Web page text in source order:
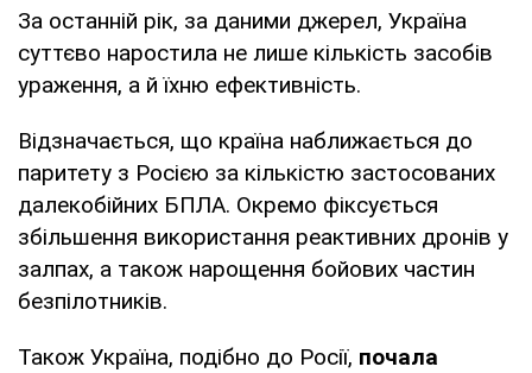
За останній рік, за даними джерел, Україна
суттєво наростила не лише кількість засобів
ураження, а й їхню ефективність.
Відзначається, що країна наближається до
паритету з Росією за кількістю застосованих
далекобійних БПЛА. Окремо фіксується
збільшення використання реактивних дронів у
залпах, а також нарощення бойових частин
безпілотників.
Також Україна, подібно до Росії, почала